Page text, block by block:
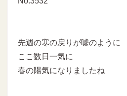
先週の寒の戻りが嘘のように
ここ数日一気に
春の陽気になりましたね